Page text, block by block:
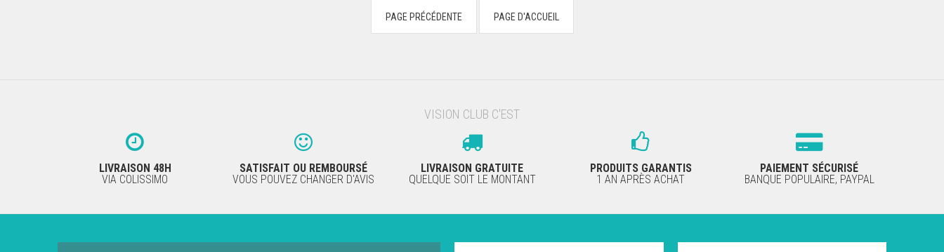
VISION CLUB C'EST
LIVRAISON 48H
VIA COLISSIMO
SATISFAIT OU REMBOURSÉ
VOUS POUVEZ CHANGER D'AVIS
LIVRAISON GRATUITE
QUELQUE SOIT LE MONTANT
PRODUITS GARANTIS
1 AN APRÈS ACHAT
PAIEMENT SÉCURISÉ
BANQUE POPULAIRE, PAYPAL